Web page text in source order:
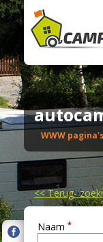
WWW pagina's
<<Terug-
Naam *